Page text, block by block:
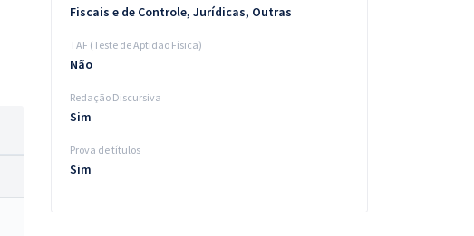
Fiscais e de Controle, Jurídicas, Outras
TAF (Teste de Aptidão Física)
Não
Redação Discursiva
Sim
Prova de títulos
Sim